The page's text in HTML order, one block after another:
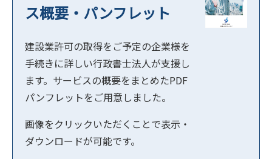
ス概要・パンフレット
建設業許可の取得をご予定の企業様を
手続きに詳しい行政書士法人が支援し
ます。サービスの概要をまとめたPDF
パンフレットをご用意しました。
画像をクリックいただくことで表示・
ダウンロードが可能です。